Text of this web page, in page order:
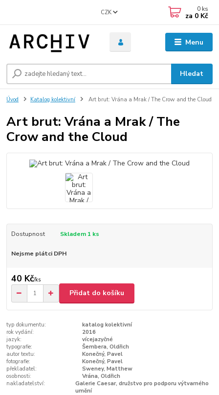
Menu
CZK
Hledat
0 ks
za 0 Kč
Úvod Katalog kolektivní Art brut: Vrána a Mrak / The Crow and the Cloud
Art brut: Vrána a Mrak / The
Crow and the Cloud
Dostupnost Skladem 1 ks
Nejsme plátci DPH
40 Kč/ks
Přidat do košíku
typ dokumentu:
katalog kolektivní
rok vydání:
2016
jazyk:
vícejazyčné
typografie:
Šembera, Oldřich
autor textu:
Konečný, Pavel
fotografie:
Konečný, Pavel
překladatel:
Sweney, Matthew
osobnosti:
Vrána, Oldřich
nakladatelství:
Galerie Caesar, družstvo pro podporu výtvarného
umění